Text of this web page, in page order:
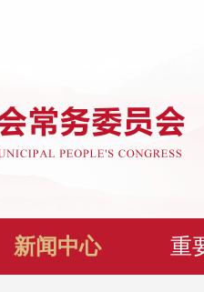
新闻中心 重